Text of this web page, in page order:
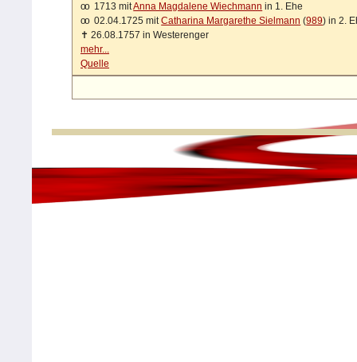
oo
1713 mitAnna Magdalene Wiechmann in 1. Ehe
oo 02.04.1725 mitCatharina Margarethe Sielmann (989) in 2.
✝ 26.08.1757 in Westerenger
mehr...
Quelle